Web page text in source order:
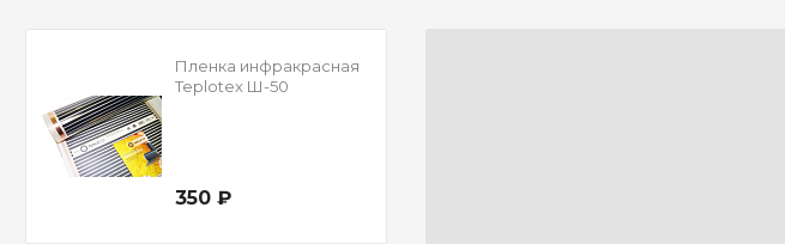
Пленка инфракрасная
Teplotex Ш-50
350 ₽